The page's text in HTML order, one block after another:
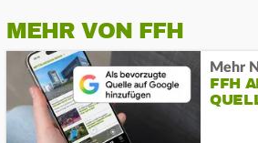
MEHR VON FFH
Mehr
FFH